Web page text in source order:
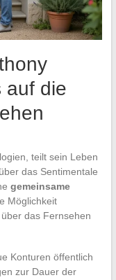
auf die
teilt sein Leben
das Sentimentale
gemeinsame
Möglichkeit
das Fernsehen
Konturen öffentlich
zur Dauer der